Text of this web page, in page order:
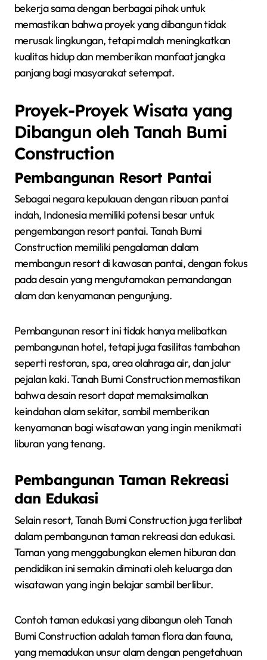
bekerja sama dengan berbagai pihak untuk
memastikan bahwa proyek yang dibangun tidak
merusak lingkungan, tetapi malah meningkatkan
kualitas hidup dan memberikan manfaat jangka
panjang bagi masyarakat setempat.
Proyek-Proyek Wisata yang
Dibangun oleh Tanah Bumi
Construction
Pembangunan Resort Pantai
Sebagai negara kepulauan dengan ribuan pantai
indah, Indonesia memiliki potensi besar untuk
pengembangan resort pantai. Tanah Bumi
Construction memiliki pengalaman dalam
membangun resort di kawasan pantai, dengan fokus
pada desain yang mengutamakan pemandangan
alam dan kenyamanan pengunjung.
Pembangunan resort ini tidak hanya melibatkan
pembangunan hotel, tetapi juga fasilitas tambahan
seperti restoran, spa, area olahraga air, dan jalur
pejalan kaki. Tanah Bumi Construction memastikan
bahwa desain resort dapat memaksimalkan
keindahan alam sekitar, sambil memberikan
kenyamanan bagi wisatawan yang ingin menikmati
liburan yang tenang.
Pembangunan Taman Rekreasi
dan Edukasi
Selain resort, Tanah Bumi Construction juga terlibat
dalam pembangunan taman rekreasi dan edukasi.
Taman yang menggabungkan elemen hiburan dan
pendidikan ini semakin diminati oleh keluarga dan
wisatawan yang ingin belajar sambil berlibur.
Contoh taman edukasi yang dibangun oleh Tanah
Bumi Construction adalah taman flora dan fauna,
yang memadukan unsur alam dengan pengetahuan